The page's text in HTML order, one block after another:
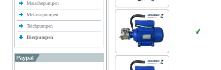
Maischepumpen
Melassepumpen
Teichpumpen
Bierpumpen
Paypal